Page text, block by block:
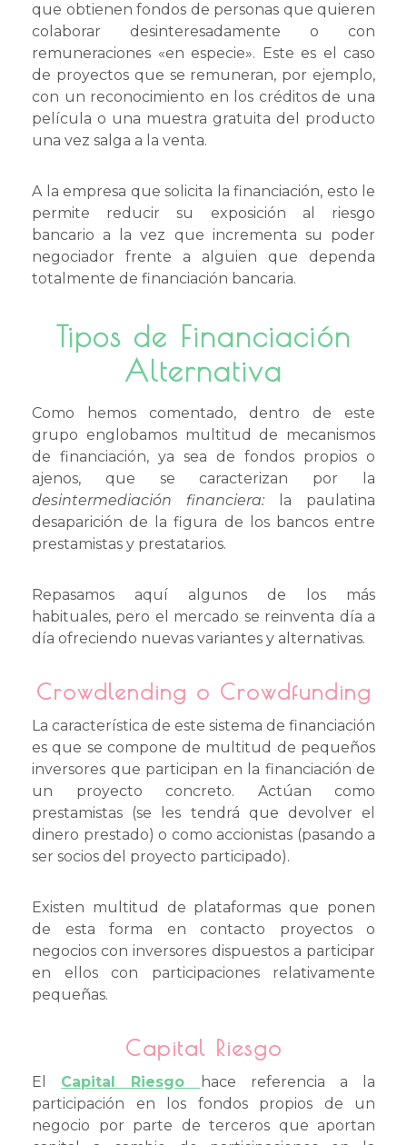
que obtienen fondos de personas que quieren
colaborar desinteresadamente o con
remuneraciones «en especie». Este es el caso
de proyectos que se remuneran, por ejemplo,
con un reconocimiento en los créditos de una
película o una muestra gratuita del producto
una vez salga a la venta.
A la empresa que solicita la financiación, esto le
permite reducir su exposición al riesgo
bancario a la vez que incrementa su poder
negociador frente a alguien que dependa
totalmente de financiación bancaria.
Tipos de Financiación
Alternativa
Como hemos comentado, dentro de este
grupo englobamos multitud de mecanismos
de financiación, ya sea de fondos propios o
ajenos, que se caracterizan por la
desintermediación financiera:
la paulatina
desaparición de la figura de los bancos entre
prestamistas y prestatarios.
Repasamos aquí algunos de los más
habituales, pero el mercado se reinventa día a
día ofreciendo nuevas variantes y alternativas.
Crowdlending o Crowdfunding
La característica de este sistema de financiación
es que se compone de multitud de pequeños
inversores que participan en la financiación de
un proyecto concreto. Actúan como
prestamistas (se les tendrá que devolver el
dinero prestado) o como accionistas (pasando a
ser socios del proyecto participado).
Existen multitud de plataformas que ponen
de esta forma en contacto proyectos o
negocios con inversores dispuestos a participar
en ellos con participaciones relativamente
pequeñas.
Capital Riesgo
El Capital Riesgo
hace referencia a la
participación en los fondos propios de un
negocio por parte de terceros que aportan